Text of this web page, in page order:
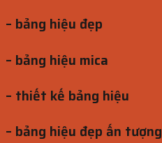
– bảng hiệu đẹp
– bảng hiệu mica
– thiết kế bảng hiệu
– bảng hiệu đẹp ấn tượng